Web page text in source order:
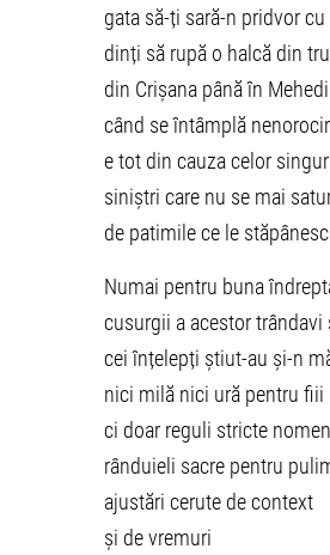
gata să-ți sară-n pridvor
dinți să rupă o halcă din
din Crișana până în
când se întâmplă
e tot din cauza celor
siniștri care nu se mai
de patimile ce le
Numai pentru buna
cusurgii a acestor trândavi
cei înțelepți știut-au și-n
nici milă nici ură pentru fiii
ci doar reguli stricte
rânduieli sacre pentru
ajustări cerute de context
și de vremuri